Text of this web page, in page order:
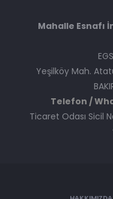
Mahalle Esnafı
Yeşilköy Mah.
Telefon /
Ticaret Odası Sicil